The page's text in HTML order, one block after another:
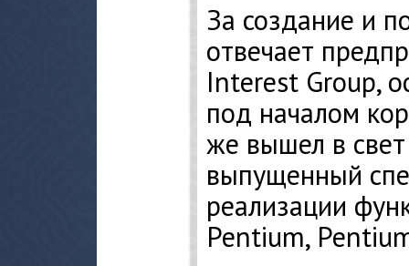
За создание и
отвечает
Interest Group,
под началом
же вышел в
выпущенный
реализации
Pentium,